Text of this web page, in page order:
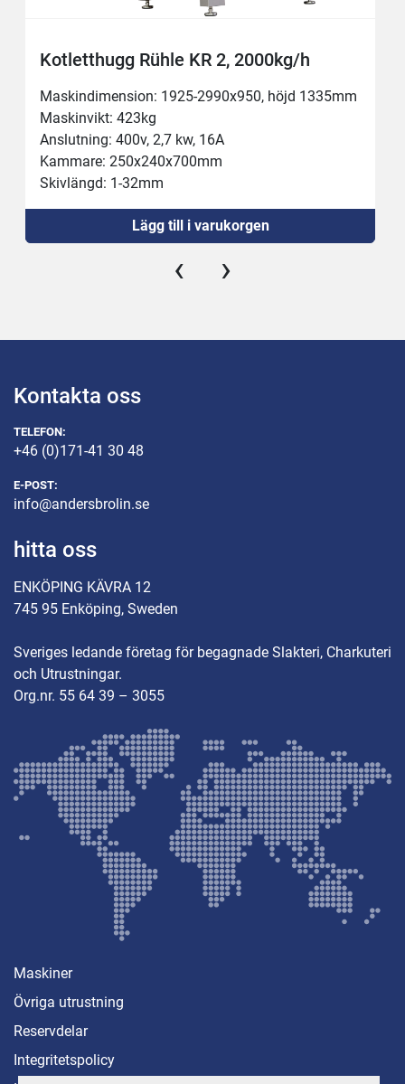
Kotletthugg Rühle KR 2, 2000kg/h
Maskindimension: 1925-2990x950, höjd 1335mm
Maskinvikt: 423kg
Anslutning: 400v, 2,7 kw, 16A
Kammare: 250x240x700mm
Skivlängd: 1-32mm
Kapacitet: 2000kg/h
Temperatur: -4 till +80cLägg till i varukorgen
‹ ›
Kontakta oss
TELEFON:
+46 (0)171-41 30 48
E-POST:
info@andersbrolin.se
hitta oss
ENKÖPING KÄVRA 12
745 95 Enköping, Sweden
Sveriges ledande företag för begagnade Slakteri, Charkuteri
och Utrustningar.
Org.nr. 55 64 39 – 3055
Maskiner
Övriga utrustning
Reservdelar
Integritetspolicy